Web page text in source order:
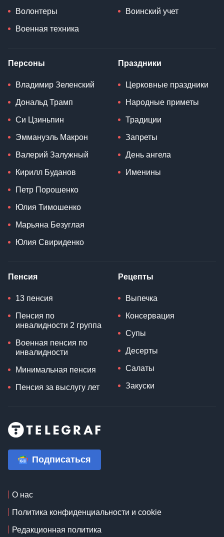
Волонтеры
Военная техника
Воинский учет
Персоны
Владимир Зеленский
Дональд Трамп
Си Цзиньпин
Эммануэль Макрон
Валерий Залужный
Кирилл Буданов
Петр Порошенко
Юлия Тимошенко
Марьяна Безуглая
Юлия Свириденко
Праздники
Церковные праздники
Народные приметы
Традиции
Запреты
День ангела
Именины
Пенсия
13 пенсия
Пенсия по
инвалидности 2 группа
Военная пенсия по
инвалидности
Минимальная пенсия
Пенсия за выслугу лет
Рецепты
Выпечка
Консервация
Супы
Десерты
Салаты
Закуски
Подписаться
О нас
Политика конфиденциальности и cookie
Редакционная политика